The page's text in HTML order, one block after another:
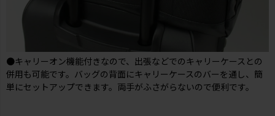
●キャリーオン機能付きなので、出張などでのキャリーケースとの
併用も可能です。バッグの背面にキャリーケースのバーを通し、簡
単にセットアップできます。両手がふさがらないので便利です。